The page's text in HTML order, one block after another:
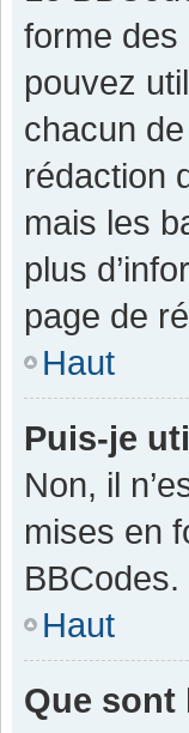
forme des
pouvez
chacun
rédaction
mais les
plus
page de
Haut
Puis-je
Non, il
mises en
BBCodes.
Haut
Que sont